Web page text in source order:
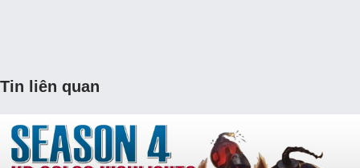
Tin liên quan